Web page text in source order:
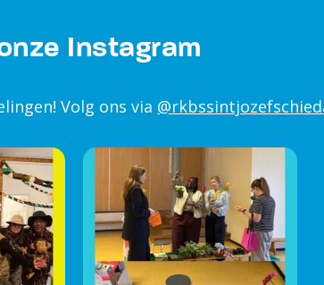
Instagram
Volg ons via